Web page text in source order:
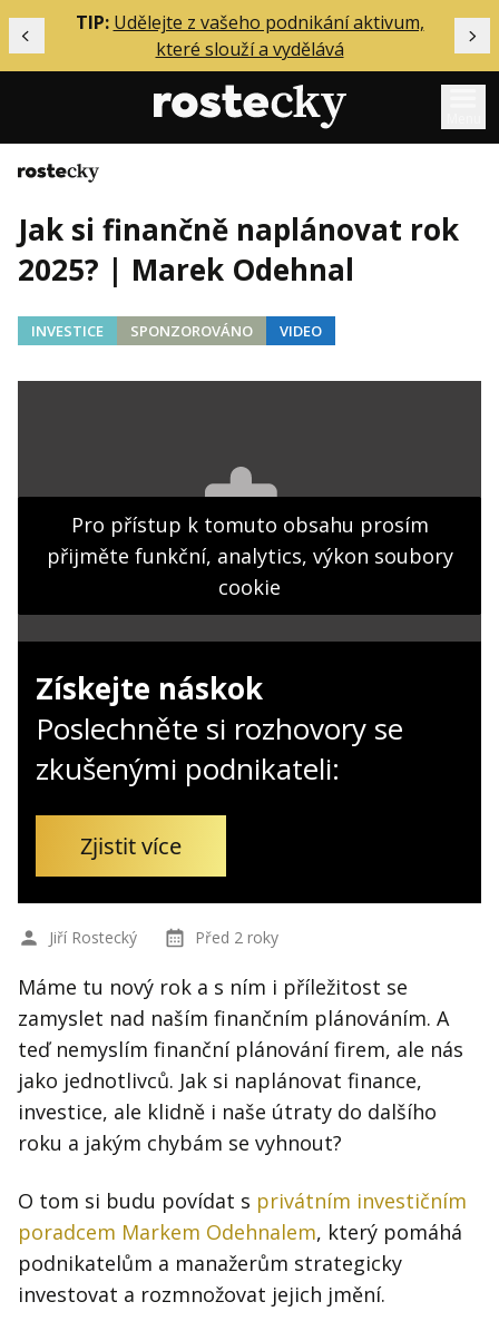
Předchozí
TIP: Udělejte z vašeho podnikání aktivum,
které slouží a vydělává
Mentoring
Podcasty
Solo
Inzerce
O mně
Kontakt
Obchodní podmínky
Hledat
Domů
Jak si finančně naplánovat rok
2025? | Marek Odehnal
INVESTICE SPONZOROVÁNO VIDEO
Pro přístup k tomuto obsahu prosím
přijměte funkční, analytics, výkon soubory
cookie
Získejte náskok
Poslechněte si rozhovory se
zkušenými podnikateli:
Zjistit více
Jiří Rostecký Před 2 roky
Máme tu nový rok a s ním i příležitost se
zamyslet nad naším finančním plánováním. A
teď nemyslím finanční plánování firem, ale nás
jako jednotlivců. Jak si naplánovat finance,
investice, ale klidně i naše útraty do dalšího
roku a jakým chybám se vyhnout?
O tom si budu povídat s privátním investičním
poradcem Markem Odehnalem, který pomáhá
podnikatelům a manažerům strategicky
investovat a rozmnožovat jejich jmění.